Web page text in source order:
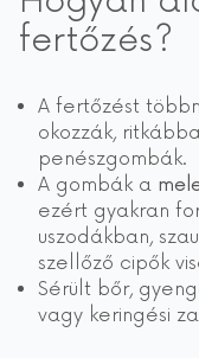
fertőzés?
A fertőzést
okozzák,
penészgombák.
A gombák a
ezért gyakran
uszodákban,
szellőző cipők
Sérült bőr,
vagy keringési